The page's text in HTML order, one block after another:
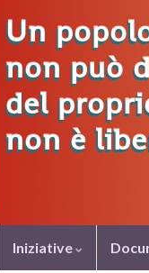
Iniziative